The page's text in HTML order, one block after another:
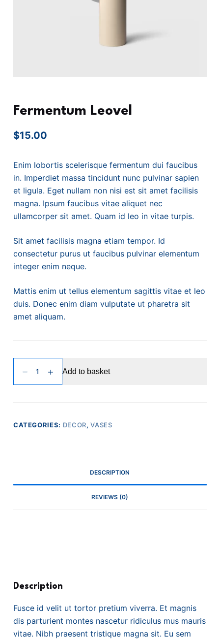
Fermentum Leovel
$15.00
Enim lobortis scelerisque fermentum dui faucibus
in. Imperdiet massa tincidunt nunc pulvinar sapien
et ligula. Eget nullam non nisi est sit amet facilisis
magna. Ipsum faucibus vitae aliquet nec
ullamcorper sit amet. Quam id leo in vitae turpis.
Sit amet facilisis magna etiam tempor. Id
consectetur purus ut faucibus pulvinar elementum
integer enim neque.
Mattis enim ut tellus elementum sagittis vitae et leo
duis. Donec enim diam vulputate ut pharetra sit
amet aliquam.
Leovel
quantity
Add to basket
CATEGORIES: DECOR,VASES
DESCRIPTION
REVIEWS (0)
Description
Fusce id velit ut tortor pretium viverra. Et magnis
dis parturient montes nascetur ridiculus mus mauris
vitae. Nibh praesent tristique magna sit. Eu sem